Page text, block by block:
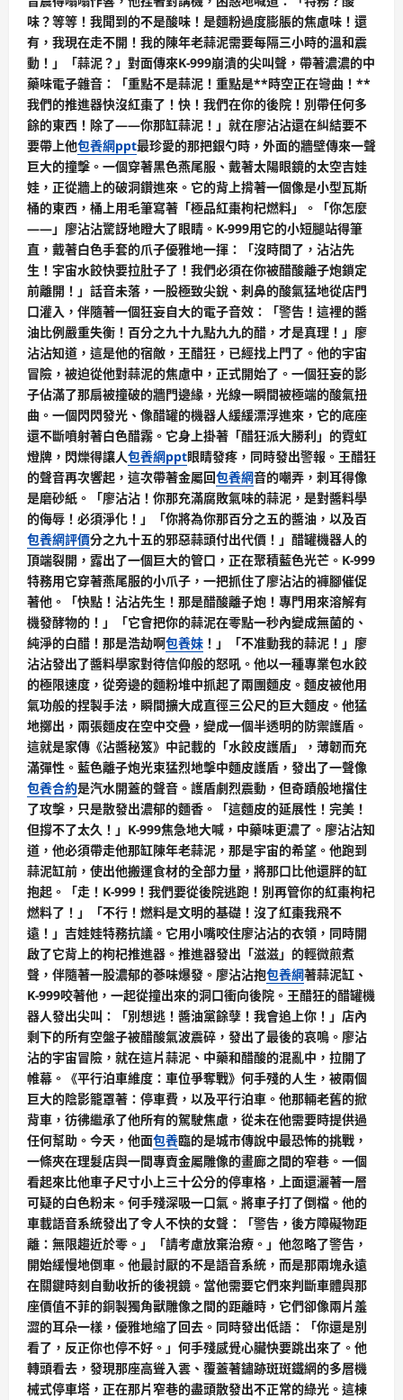
味？等等！我聞到的不是酸味！是麵粉過度膨脹的焦慮味！還
有，我現在走不開！我的陳年老蒜泥需要每隔三小時的溫和震
動！」「蒜泥？」對面傳來K-999崩潰的尖叫聲，帶著濃濃的中
藥味電子雜音：「重點不是蒜泥！重點是**時空正在彎曲！**
我們的推進器快沒紅棗了！快！我們在你的後院！別帶任何多
餘的東西！除了——你那缸蒜泥！」就在廖沾沾還在糾結要不
要帶上他包養網ppt最珍愛的那把銀勺時，外面的牆壁傳來一聲
巨大的撞擊。一個穿著黑色燕尾服、戴著太陽眼鏡的太空吉娃
娃，正從牆上的破洞鑽進來。它的背上揹著一個像是小型瓦斯
桶的東西，桶上用毛筆寫著「極品紅棗枸杞燃料」。「你怎麼
——」廖沾沾驚訝地瞪大了眼睛。K-999用它的小短腿站得筆
直，戴著白色手套的爪子優雅地一揮：「沒時間了，沾沾先
生！宇宙水餃快要拉肚子了！我們必須在你被醋酸離子炮鎖定
前離開！」話音未落，一股極致尖銳、刺鼻的酸氣猛地從店門
口灌入，伴隨著一個狂妄自大的電子音效：「警告！這裡的醬
油比例嚴重失衡！百分之九十九點九九的醋，才是真理！」廖
沾沾知道，這是他的宿敵，王醋狂，已經找上門了。他的宇宙
冒險，被迫從他對蒜泥的焦慮中，正式開始了。一個狂妄的影
子佔滿了那扇被撞破的牆門邊緣，光線一瞬間被極端的酸氣扭
曲。一個閃閃發光、像醋罐的機器人緩緩漂浮進來，它的底座
還不斷噴射著白色醋霧。它身上掛著「醋狂派大勝利」的霓虹
燈牌，閃爍得讓人包養網ppt眼睛發疼，同時發出警報。王醋狂
的聲音再次響起，這次帶著金屬回包養網音的嘲弄，刺耳得像
是磨砂紙。「廖沾沾！你那充滿腐敗氣味的蒜泥，是對醬料學
的侮辱！必須淨化！」「你將為你那百分之五的醬油，以及百
包養網評價分之九十五的邪惡蒜頭付出代價！」醋罐機器人的
頂端裂開，露出了一個巨大的管口，正在聚積藍色光芒。K-999
特務用它穿著燕尾服的小爪子，一把抓住了廖沾沾的褲腳催促
著他。「快點！沾沾先生！那是醋酸離子炮！專門用來溶解有
機發酵物的！」「它會把你的蒜泥在零點一秒內變成無菌的、
純淨的白醋！那是浩劫啊包養妹 ！」「不准動我的蒜泥！」廖
沾沾發出了醬料學家對待信仰般的怒吼。他以一種專業包水餃
的極限速度，從旁邊的麵粉堆中抓起了兩團麵皮。麵皮被他用
氣功般的捏製手法，瞬間擴大成直徑三公尺的巨大麵皮。他猛
地擲出，兩張麵皮在空中交疊，變成一個半透明的防禦護盾。
這就是家傳《沾醬秘笈》中記載的「水餃皮護盾」，薄韌而充
滿彈性。藍色離子炮光束猛烈地擊中麵皮護盾，發出了一聲像
包養合約是汽水開蓋的聲音。護盾劇烈震動，但奇蹟般地擋住
了攻擊，只是散發出濃郁的麵香。「這麵皮的延展性！完美！
但撐不了太久！」K-999焦急地大喊，中藥味更濃了。廖沾沾知
道，他必須帶走他那缸陳年老蒜泥，那是宇宙的希望。他跑到
蒜泥缸前，使出他搬運食材的全部力量，將那口比他還胖的缸
抱起。「走！K-999！我們要從後院逃跑！別再管你的紅棗枸杞
燃料了！」「不行！燃料是文明的基礎！沒了紅棗我飛不
遠！」吉娃娃特務抗議。它用小嘴咬住廖沾沾的衣領，同時開
啟了它背上的枸杞推進器。推進器發出「滋滋」的輕微煎煮
聲，伴隨著一股濃郁的蔘味爆發。廖沾沾抱包養網著蒜泥缸、
K-999咬著他，一起從撞出來的洞口衝向後院。王醋狂的醋罐機
器人發出尖叫：「別想逃！醬油黨餘孽！我會追上你！」店內
剩下的所有空盤子被醋酸氣波震碎，發出了最後的哀鳴。廖沾
沾的宇宙冒險，就在這片蒜泥、中藥和醋酸的混亂中，拉開了
帷幕。《平行泊車維度：車位爭奪戰》何手殘的人生，被兩個
巨大的陰影籠罩著：停車費，以及平行泊車。他那輛老舊的掀
背車，彷彿繼承了他所有的駕駛焦慮，從未在他需要時提供過
任何幫助。今天，他面包養臨的是城市傳說中最恐怖的挑戰，
一條夾在理髮店與一間專賣金屬雕像的畫廊之間的窄巷。一個
看起來比他車子尺寸小上三十公分的停車格，上面還灑著一層
可疑的白色粉末。何手殘深吸一口氣。將車子打了倒檔。他的
車載語音系統發出了令人不快的女聲：「警告，後方障礙物距
離：無限趨近於零。」「請考慮放棄治療。」他忽略了警告，
開始緩慢地倒車。他最討厭的不是語音系統，而是那兩塊永遠
在關鍵時刻自動收折的後視鏡。當他需要它們來判斷車體與那
座價值不菲的銅製獨角獸雕像之間的距離時，它們卻像兩片羞
澀的耳朵一樣，優雅地縮了回去。同時發出低語：「你還是別
看了，反正你也停不好。」何手殘感覺心臟快要跳出來了。他
轉頭看去，發現那座高聳入雲、覆蓋著鏽跡斑斑鐵網的多層機
械式停車塔，正在那片窄巷的盡頭散發出不正常的綠光。這棟